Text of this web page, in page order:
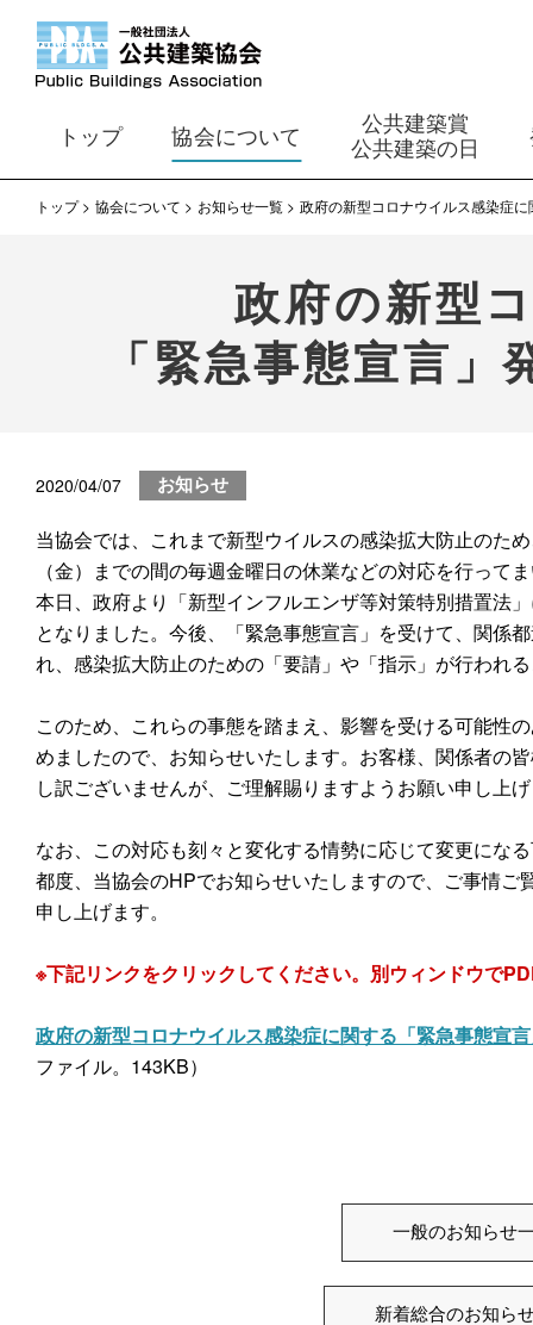
トップ 協会について
公共建築賞
公共建築の日
トップ 協会について お知らせ一覧 政府の新型コロナウイルス感染症
政府の新型
「緊急事態宣言
2020/04/07 お知らせ
当協会では、これまで新型ウイルスの感染拡大防止のた
（金）までの間の毎週金曜日の休業などの対応を行って
本日、政府より「新型インフルエンザ等対策特別措置法
となりました。今後、「緊急事態宣言」を受けて、関係
れ、感染拡大防止のための「要請」や「指示」が行われ
このため、これらの事態を踏まえ、影響を受ける可能性
めましたので、お知らせいたします。お客様、関係者の
し訳ございませんが、ご理解賜りますようお願い申し上
なお、この対応も刻々と変化する情勢に応じて変更にな
都度、当協会のHPでお知らせいたしますので、ご事情
申し上げます。
※下記リンクをクリックしてください。別ウィンドウで
政府の新型コロナウイルス感染症に関する「緊急事態宣
ファイル。143KB）
一般のお知らせ
新着総合のお知ら